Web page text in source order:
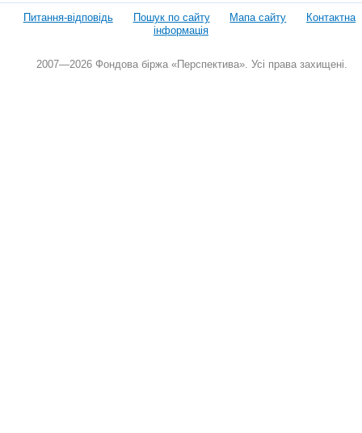
Питання-відповідь Пошук по сайту Мапа сайту
Контактна
інформація
2007—2026 Фондова біржа «Перспектива». Усі права захищені.